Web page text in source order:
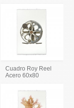
Cuadro Roy Reel
Acero 60x80